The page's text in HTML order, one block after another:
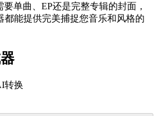
单曲、EP还是完整专辑的封面，
能提供完美捕捉您音乐和风格的
转换